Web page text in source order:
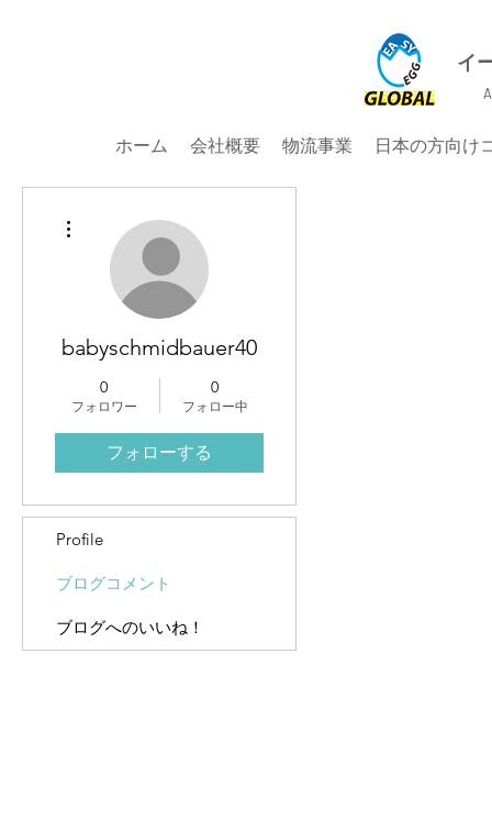
イ
ホーム 会社概要 物流事業 日本の方向け
babyschmidbauer40
0
フォロワー
0
フォロー中
フォローする
Profile
ブログコメント
ブログへのいいね！